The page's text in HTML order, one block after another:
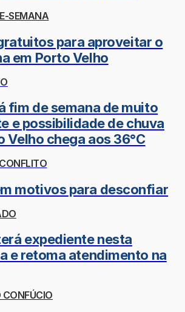
SEMANA
para aproveitar o
em Porto Velho
fim de semana de muito
e possibilidade de chuva
Velho chega aos 36°C
motivos para desconfiar
expediente nesta
e retoma atendimento na
CONFÚCIO